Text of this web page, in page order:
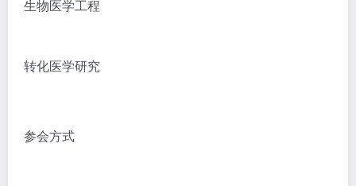
生物医学工程
转化医学研究
参会方式